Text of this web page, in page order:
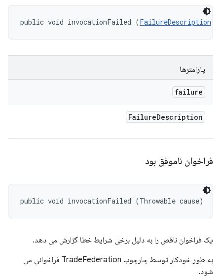
public void invocationFailed (FailureDescription
پارامترها
failure
FailureDescription
فراخوان ناموفق بود
public void invocationFailed (Throwable cause)
یک فراخوان ناقص را به دلیل برخی شرایط خطا گزارش می دهد.
به طور خودکار توسط چارچوب TradeFederation فراخوانی می
شود.